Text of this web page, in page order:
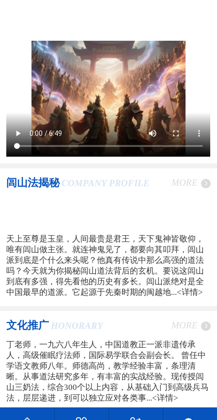
闾山法揭秘 COMPANY PROFILE MORE
天上至尊是玉皇，人间最贵是君王，天下鬼神皆敬仰，
唯有闾山做主张。就连神鬼见了，都要向其叩拜，闾山
派到底是个什么来头呢？他真有传说中那么高强的道法
吗？今天就为你揭秘闾山道法背后的玄机。要说这闾山
到底有多强，得先看他的历史有多长。闾山派绝对是全
中国最早的道派。它起源于先秦时期的闽越地...<详情>
文化推广 HONORARY MORE
丁老师，一九六八年生人，中国道教正一派非遗传承
人，高级催眠疗法师，国际易学联合会副会长。 曾任中
学语文教师八年。师德高尚，教学经验丰富，条理清
晰。从事道法研究多年，有丰富的实战经验。现传授闾
山三奶法，综合300个以上内容，从基础入门到高级兵马
法，层层递进，到可以独立应对各类事...<详情>